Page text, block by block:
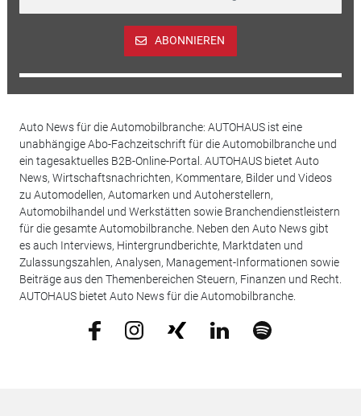
ABONNIEREN
Auto News für die Automobilbranche: AUTOHAUS ist eine
unabhängige Abo-Fachzeitschrift für die Automobilbranche und
ein tagesaktuelles B2B-Online-Portal. AUTOHAUS bietet Auto
News, Wirtschaftsnachrichten, Kommentare, Bilder und Videos
zu Automodellen, Automarken und Autoherstellern,
Automobilhandel und Werkstätten sowie Branchendienstleistern
für die gesamte Automobilbranche. Neben den Auto News gibt
es auch Interviews, Hintergrundberichte, Marktdaten und
Zulassungszahlen, Analysen, Management-Informationen sowie
Beiträge aus den Themenbereichen Steuern, Finanzen und Recht.
AUTOHAUS bietet Auto News für die Automobilbranche.